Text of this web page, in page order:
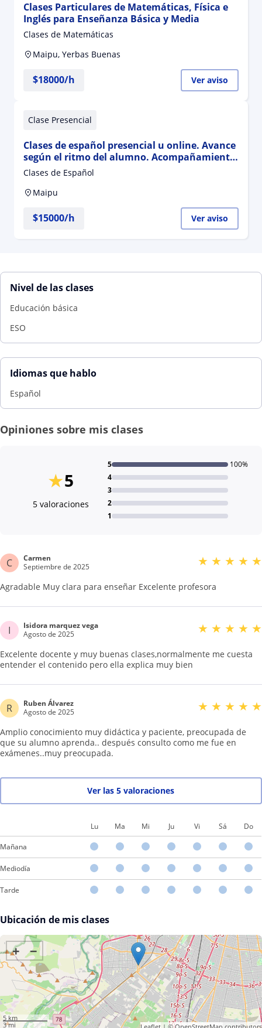
Clases Particulares de Matemáticas, Física e
Inglés para Enseñanza Básica y Media
Clases de Matemáticas
Maipu, Yerbas Buenas
$18000/h Ver aviso
Clase Presencial
Clases de español presencial u online. Avance
según el ritmo del alumno. Acompañamiento
en el proceso
Clases de Español
Maipu
$15000/h Ver aviso
Nivel de las clases
Educación básica
ESO
Idiomas que hablo
Español
Opiniones sobre mis clases
5
★
5 valoraciones
1
2
3
4
5 100%
C
Carmen
Septiembre de 2025
★ ★ ★ ★ ★
Agradable Muy clara para enseñar Excelente profesora
I
Isidora marquez vega
Agosto de 2025
★ ★ ★ ★ ★
Excelente docente y muy buenas clases,normalmente me cuesta
entender el contenido pero ella explica muy bien
R
Ruben Álvarez
Agosto de 2025
★ ★ ★ ★ ★
Amplio conocimiento muy didáctica y paciente, preocupada de
que su alumno aprenda.. después consulto como me fue en
exámenes..muy preocupada.
Ver las 5 valoraciones
Lu Ma Mi Ju Vi Sá Do
Mañana
Mediodía
Tarde
Ubicación de mis clases
+ −
5 km
3 mi